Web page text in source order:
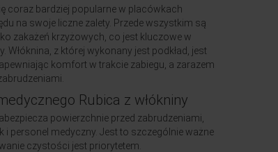
coraz bardziej popularne w placówkach
na swoje liczne zalety. Przede wszystkim są
zakażeń krzyżowych, co jest kluczowe w
z której wykonany jest podkład, jest
komfort w trakcie zabiegu, a zarazem
Rubica z włókniny
powierzchnie przed zabrudzeniami,
personel medyczny. Jest to szczególnie ważne
czystości jest priorytetem.